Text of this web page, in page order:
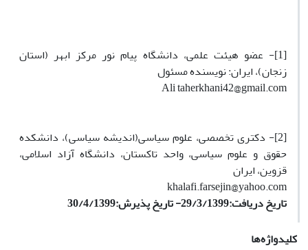
[1]- عضو هیئت علمی، دانشگاه پیام نور مرکز ابهر (استان
زنجان)، ایران: نویسنده مسئول
Ali taherkhani42@gmail.com
[2]- دکتری تخصصی، علوم سیاسی(اندیشه سیاسی)، دانشکده
حقوق و علوم سیاسی، واحد تاکستان، دانشگاه آزاد اسلامی،
قزوین، ایران
khalafi.farsejin@yahoo.com
تاریخ دریافت:29/3/1399- تاریخ پذیرش:30/4/1399
کلیدواژه‌ها